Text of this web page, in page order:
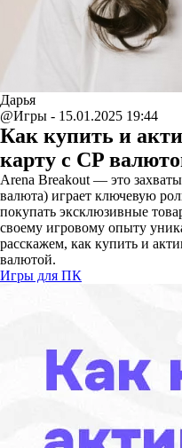
Дарья
@Игры - 15.01.2025 19:44
Как купить и
карту с CP
Arena Breakout — это
валюта) играет ключевую
покупать эксклюзивные
своему игровому опыту
расскажем, как купить и
валютой.
Игры для ПК